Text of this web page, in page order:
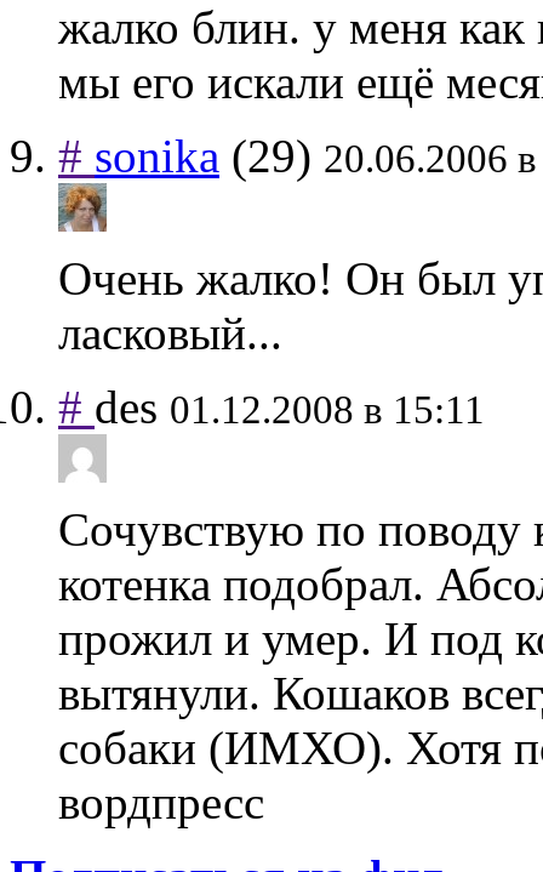
жалко блин. у меня как
мы его искали ещё
# sonika (29) 20.06.2006
Очень жалко! Он был
ласковый...
# des 01.12.2008 в 15:11
Сочувствую по поводу
котенка подобрал.
прожил и умер. И под
вытянули. Кошаков
собаки (ИМХО). Хотя
вордпресс